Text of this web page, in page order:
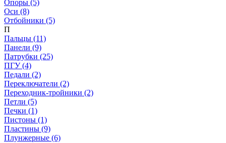
Опоры (5)
Оси (8)
Отбойники (5)
П
Пальцы (11)
Панели (9)
Патрубки (25)
ПГУ (4)
Педали (2)
Переключатели (2)
Переходник-тройники (2)
Петли (5)
Печки (1)
Пистоны (1)
Пластины (9)
Плунжерные (6)